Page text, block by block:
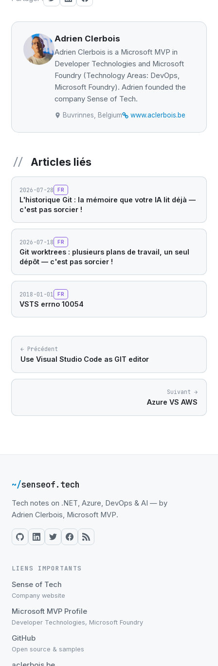
Adrien Clerbois
Adrien Clerbois is a Microsoft MVP in
Developer Technologies and Microsoft
Foundry (Technology Areas: DevOps,
Microsoft Foundry). Adrien founded the
company Sense of Tech.
Buvrinnes, Belgium www.aclerbois.be
Articles liés
2026-07-28 FR
L'historique Git : la mémoire que votre IA lit déjà —
c'est pas sorcier !
2026-07-18 FR
Git worktrees : plusieurs plans de travail, un seul
dépôt — c'est pas sorcier !
2018-01-01 FR
VSTS errno 10054
← Précédent
Use Visual Studio Code as GIT editor
Suivant →
Azure VS AWS
~/senseof.tech
Tech notes on .NET, Azure, DevOps & AI — by
Adrien Clerbois, Microsoft MVP.
LIENS IMPORTANTS
Sense of Tech
Company website
Microsoft MVP Profile
Developer Technologies, Microsoft Foundry
GitHub
Open source & samples